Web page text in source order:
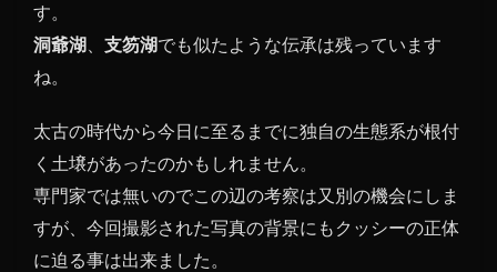
す。
洞爺湖
支笏湖でも似たような伝承は残っています
ね。
太古の時代から今日に至るまでに独自の生態系が根付
く土壌があったのかもしれません。
専門家では無いのでこの辺の考察は又別の機会にしま
すが、今回撮影された写真の背景にもクッシーの正体
に迫る事は出来ました。